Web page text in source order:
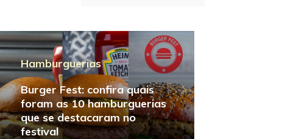
Hamburguerias
Burger Fest: confira quais
foram as 10 hamburguerias
que se destacaram no
festival